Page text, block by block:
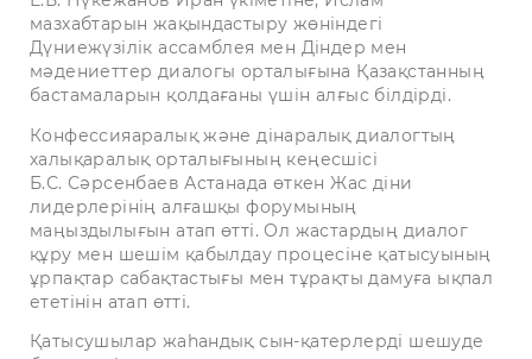
мазхабтарын жақындастыру жөніндегі
Дүниежүзілік ассамблея мен Діндер мен
мәдениеттер диалогы орталығына Қазақстанның
бастамаларын қолдағаны үшін алғыс білдірді.
Конфессияаралық және дінаралық диалогтың
халықаралық орталығының кеңесшісі
Б.С. Сәрсенбаев Астанада өткен Жас діни
лидерлерінің алғашқы форумының
маңыздылығын атап өтті. Ол жастардың диалог
құру мен шешім қабылдау процесіне қатысуының
ұрпақтар сабақтастығы мен тұрақты дамуға ықпал
ететінін атап өтті.
Қатысушылар жаһандық сын-қатерлерді шешуде